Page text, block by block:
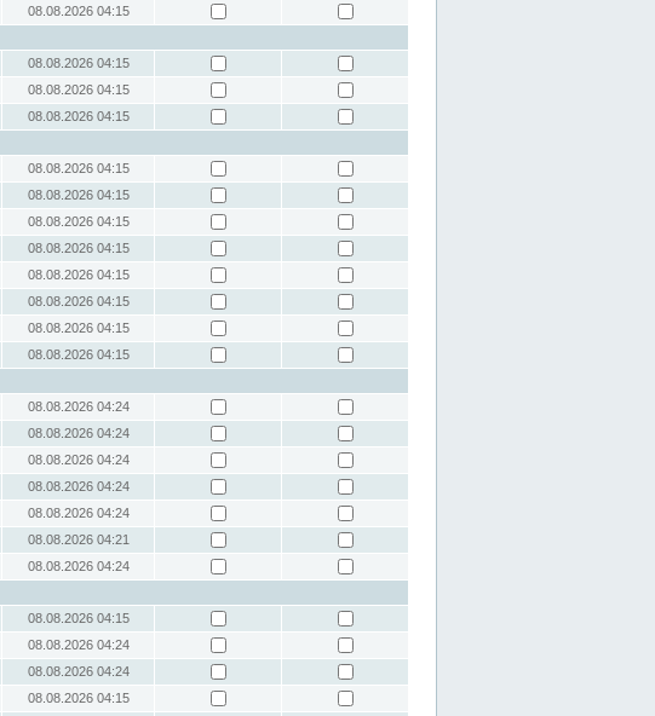
08.08.2026 04:15
08.08.2026 04:15
08.08.2026 04:15
08.08.2026 04:15
08.08.2026 04:15
08.08.2026 04:15
08.08.2026 04:15
08.08.2026 04:15
08.08.2026 04:15
08.08.2026 04:15
08.08.2026 04:15
08.08.2026 04:15
08.08.2026 04:24
08.08.2026 04:24
08.08.2026 04:24
08.08.2026 04:24
08.08.2026 04:24
08.08.2026 04:21
08.08.2026 04:24
08.08.2026 04:15
08.08.2026 04:24
08.08.2026 04:24
08.08.2026 04:15